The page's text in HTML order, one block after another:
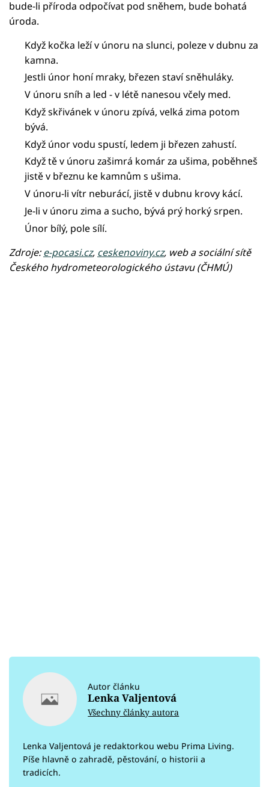
bude-li příroda odpočívat pod sněhem, bude bohatá
úroda.
Když kočka leží v únoru na slunci, poleze v dubnu za
kamna.
Jestli únor honí mraky, březen staví sněhuláky.
V únoru sníh a led - v létě nanesou včely med.
Když skřivánek v únoru zpívá, velká zima potom
bývá.
Když únor vodu spustí, ledem ji březen zahustí.
Když tě v únoru zašimrá komár za ušima, poběhneš
jistě v březnu ke kamnům s ušima.
V únoru-li vítr neburácí, jistě v dubnu krovy kácí.
Je-li v únoru zima a sucho, bývá prý horký srpen.
Únor bílý, pole sílí.
Zdroje:e-pocasi.cz, ceskenoviny.cz, web a sociální sítě
Českého hydrometeorologického ústavu (ČHMÚ)
Autor článku
Lenka Valjentová
Všechny články autora
Lenka Valjentová je redaktorkou webu Prima Living.
Píše hlavně o zahradě, pěstování, o historii a
tradicích.